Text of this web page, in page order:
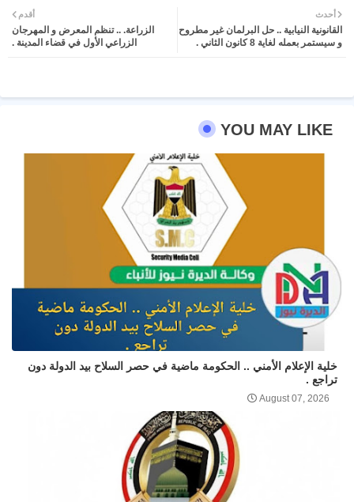
ter atsa
أحدث
القانونية النيابية .. حل البرلمان غير مطروح
و سيستمر بعمله لغاية 8 كانون الثاني .
أقدم
الزراعة. .. تنظم المعرض و المهرجان
الزراعي الأول في قضاء المدينة .
YOU MAY LIKE
خلية الإعلام الأمني .. الحكومة ماضية في حصر السلاح بيد الدولة دون
تراجع .
August 07, 2026